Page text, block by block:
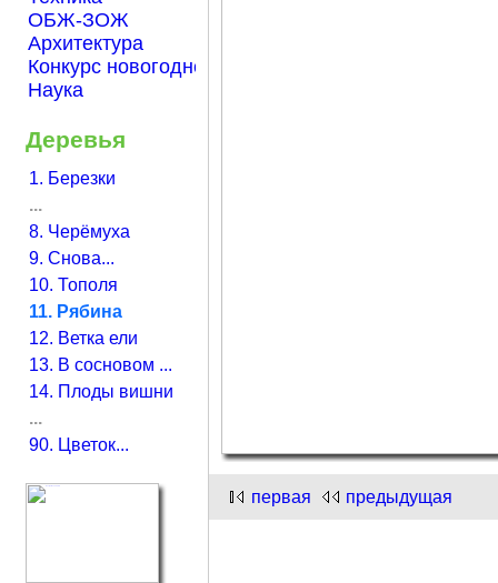
ОБЖ-ЗОЖ
Архитектура
Конкурс новогодней открытки "Нарисуем Новый
Наука
Деревья
1. Березки
...
8. Черёмуха
9. Снова...
10. Тополя
11. Рябина
12. Ветка ели
13. В сосновом ...
14. Плоды вишни
...
90. Цветок...
первая предыдущая